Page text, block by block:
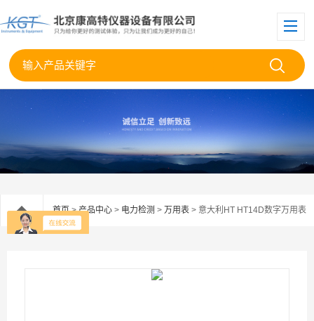
首页>产品中心 > 电力检测 > 万用表 > 意大利HT HT14D数字万用表